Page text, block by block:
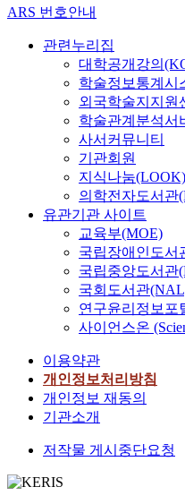
ARS 번호안내
관련누리집
대학공개강의
학술정보통계시
외국학술지지원
학술관계분석서
사서커뮤니티
기관회원
지식나눔(LOOK)
의학전자도서관
유관기관 사이트
교육부(MOE)
국립장애인도서
국립중앙도서관
국회도서관
연구윤리정보포
사이언스온
이용약관
개인정보처리방침
개인정보 재동의
기관소개
저작물 게시중단요청